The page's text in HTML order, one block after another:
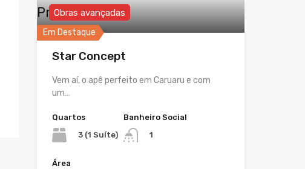
Propriedades
Em Destaque
Obras avançadas
Star Concept
Vem aí, o apê perfeito em Caruaru e com
um…
Quartos
3 (1 Suíte)
Banheiro Social
1
Área